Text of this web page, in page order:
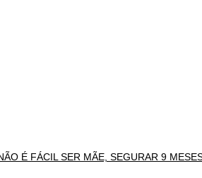
É FÁCIL SER MÃE, SEGURAR 9